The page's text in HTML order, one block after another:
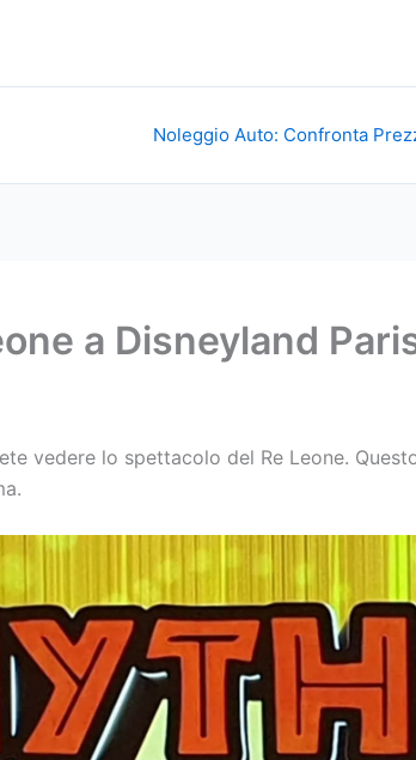
Noleggio Auto: Confronta
a Disneyland
vedere lo spettacolo del Re Leone.